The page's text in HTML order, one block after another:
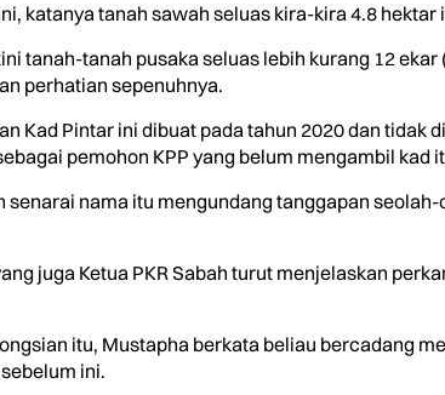
katanya tanah sawah seluas kira-kira 4.8
tanah-tanah pusaka seluas lebih kurang 12
perhatian sepenuhnya.
Kad Pintar ini dibuat pada tahun 2020 dan
pemohon KPP yang belum mengambil kad
senarai nama itu mengundang tanggapan
juga Ketua PKR Sabah turut menjelaskan
itu, Mustapha berkata beliau bercadang
ini.